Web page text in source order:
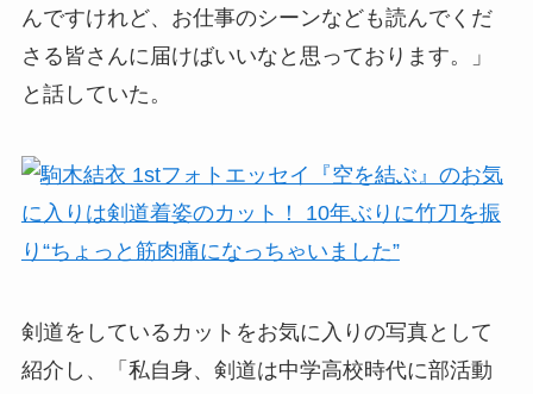
んですけれど、お仕事のシーンなども読んでくだ
さる皆さんに届けばいいなと思っております。」
と話していた。
剣道をしているカットをお気に入りの写真として
紹介し、「私自身、剣道は中学高校時代に部活動